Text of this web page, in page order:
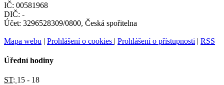
IČ: 00581968
DIČ: -
Účet: 3296528309/0800, Česká spořitelna
Mapa webu | Prohlášení o cookies | Prohlášení o přístupnosti | RSS
Úřední hodiny
ST: 15 - 18